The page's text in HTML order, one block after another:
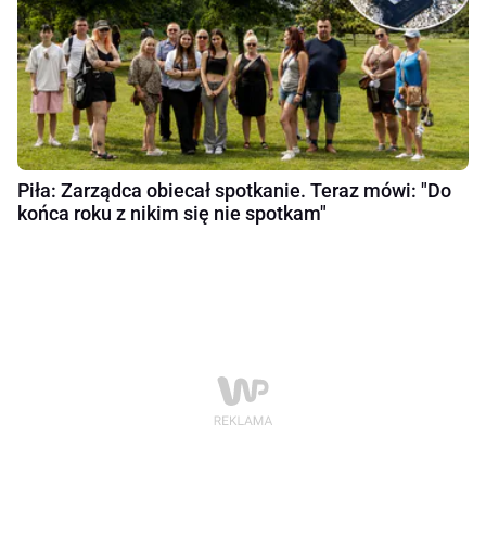
Piła: Zarządca obiecał spotkanie. Teraz mówi: "Do
końca roku z nikim się nie spotkam"